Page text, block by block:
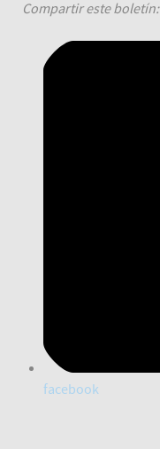
Compartir este boletín:
facebook